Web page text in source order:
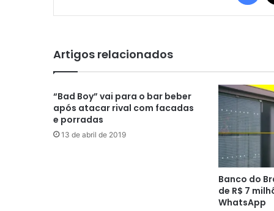
Artigos relacionados
“Bad Boy” vai para o bar beber
após atacar rival com facadas
e porradas
13 de abril de 2019
Banco do
de R$ 7
WhatsApp